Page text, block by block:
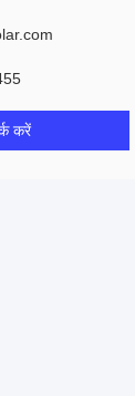
करें